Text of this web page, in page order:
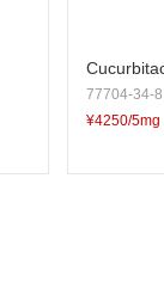
77704-34-8
¥4250/5mg